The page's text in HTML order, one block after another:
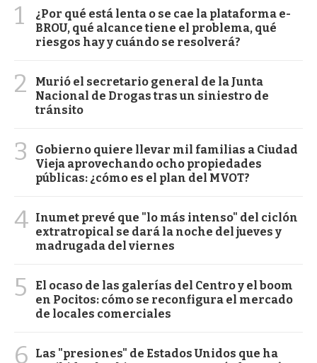
1
¿Por qué está lenta o se cae la plataforma e-
BROU, qué alcance tiene el problema, qué
riesgos hay y cuándo se resolverá?
2
Murió el secretario general de la Junta
Nacional de Drogas tras un siniestro de
tránsito
3
Gobierno quiere llevar mil familias a Ciudad
Vieja aprovechando ocho propiedades
públicas: ¿cómo es el plan del MVOT?
4 Inumet prevé que "lo más intenso" del ciclón
extratropical se dará la noche del jueves y
madrugada del viernes
5
El ocaso de las galerías del Centro y el boom
en Pocitos: cómo se reconfigura el mercado
de locales comerciales
6
Las "presiones" de Estados Unidos que ha